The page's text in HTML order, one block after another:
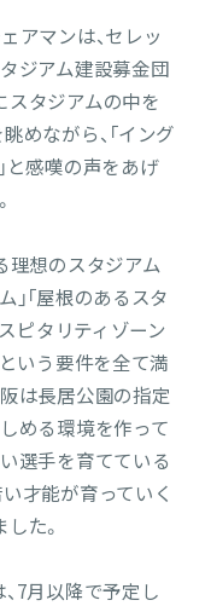
アマンは、セレッ
ジアム建設募金団
タジアムの中を
めながら、「イング
と感嘆の声をあげ
理想のスタジアム
」「屋根のあるスタ
ピタリティゾーン
という要件を全て満
は長居公園の指定
める環境を作って
選手を育てている
才能が育っていく
た。
7月以降で予定し